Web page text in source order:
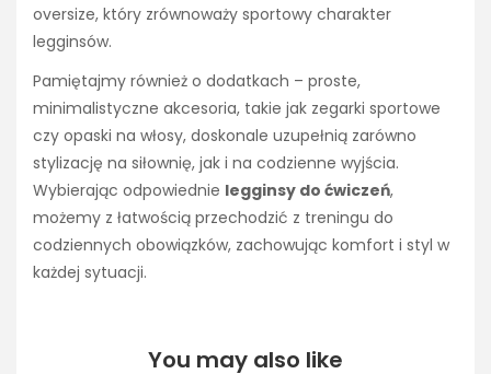
oversize, który zrównoważy sportowy charakter
legginsów.
Pamiętajmy również o dodatkach – proste,
minimalistyczne akcesoria, takie jak zegarki sportowe
czy opaski na włosy, doskonale uzupełnią zarówno
stylizację na siłownię, jak i na codzienne wyjścia.
Wybierając odpowiednie legginsy do ćwiczeń,
możemy z łatwością przechodzić z treningu do
codziennych obowiązków, zachowując komfort i styl w
każdej sytuacji.
You may also like